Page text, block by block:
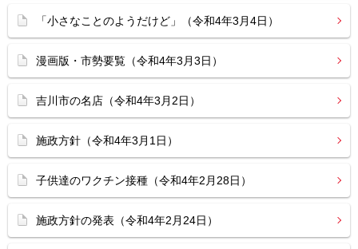
「小さなことのようだけど」（令和4年3月4日）
漫画版・市勢要覧（令和4年3月3日）
吉川市の名店（令和4年3月2日）
施政方針（令和4年3月1日）
子供達のワクチン接種（令和4年2月28日）
施政方針の発表（令和4年2月24日）